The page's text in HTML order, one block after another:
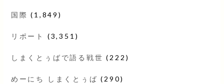
国際 (1,849)
リポート (3,351)
しまくとぅばで語る戦世 (222)
めーにち しまくとぅば (290)